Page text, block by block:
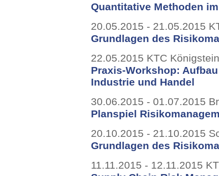
Quantitative Methoden
20.05.2015 - 21.05.2015
Grundlagen des
22.05.2015 KTC
Praxis-Workshop:
Industrie und Handel
30.06.2015 - 01.07.2015
Planspiel
20.10.2015 - 21.10.2015
Grundlagen des
11.11.2015 - 12.11.2015